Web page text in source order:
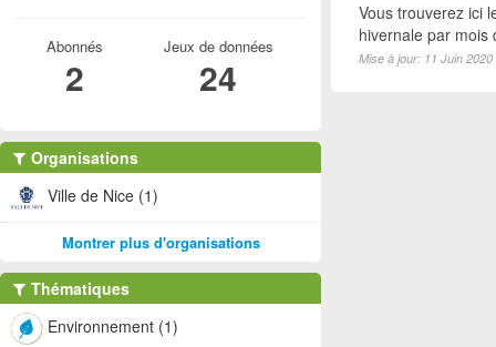
Vous trouverez ici
hivernale par
Mise à jour: 11 Juin 2020
Abonnés
2
Jeux de données
24
Organisations
Ville de Nice (1)
Montrer plus d'organisations
Thématiques
Environnement (1)